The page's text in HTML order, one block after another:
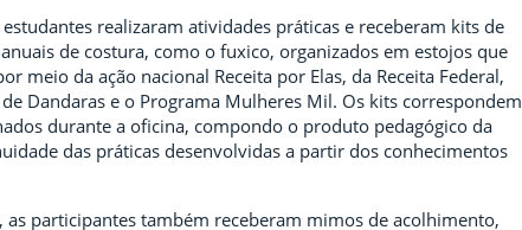
realizaram atividades práticas e receberam kits de
de costura, como o fuxico, organizados em estojos que
meio da ação nacional Receita por Elas, da Receita Federal,
Dandaras e o Programa Mulheres Mil. Os kits correspondem
durante a oficina, compondo o produto pedagógico da
das práticas desenvolvidas a partir dos conhecimentos
participantes também receberam mimos de acolhimento,